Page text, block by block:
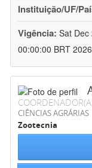
Instituição/UF/
Vigência: Sat Dec
00:00:00 BRT 2026
CIÊNCIAS AGRÁRIAS
Zootecnia